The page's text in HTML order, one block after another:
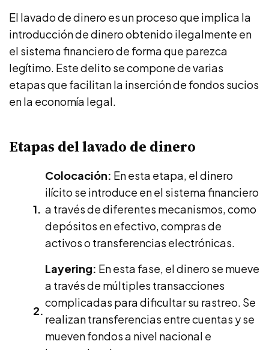
El lavado de dinero es un proceso que implica la
introducción de dinero obtenido ilegalmente en
el sistema financiero de forma que parezca
legítimo. Este delito se compone de varias
etapas que facilitan la inserción de fondos sucios
en la economía legal.
Etapas del lavado de dinero
Colocación: En esta etapa, el dinero
ilícito se introduce en el sistema financiero
a través de diferentes mecanismos, como
depósitos en efectivo, compras de
activos o transferencias electrónicas.
Layering: En esta fase, el dinero se mueve
a través de múltiples transacciones
complicadas para dificultar su rastreo. Se
realizan transferencias entre cuentas y se
mueven fondos a nivel nacional e